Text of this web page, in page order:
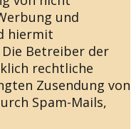
und
hiermit
Betreiber der
rechtliche
Zusendung von
Spam-Mails,